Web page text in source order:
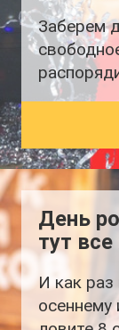
Заберем
День
тут
И как
осеннему